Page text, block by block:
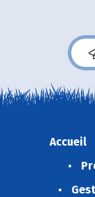
Accueil